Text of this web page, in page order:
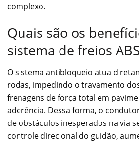
complexo.
Quais são os
sistema de freios
O sistema antibloqueio atua
rodas, impedindo o travamento
frenagens de força total em
aderência. Dessa forma, o
de obstáculos inesperados na via
controle direcional do guidão,